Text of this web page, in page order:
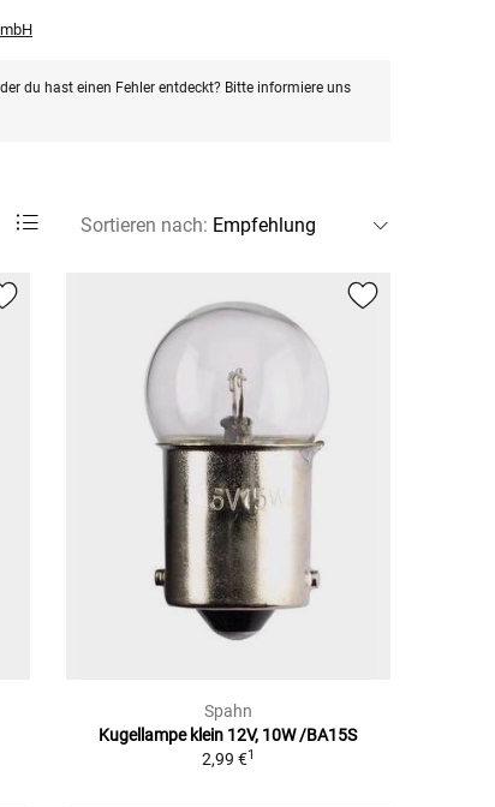
du hast einen Fehler entdeckt? Bitte informiere uns
Sortieren nach:
Spahn
Kugellampe klein 12V, 10W /BA15S
2,99 €1